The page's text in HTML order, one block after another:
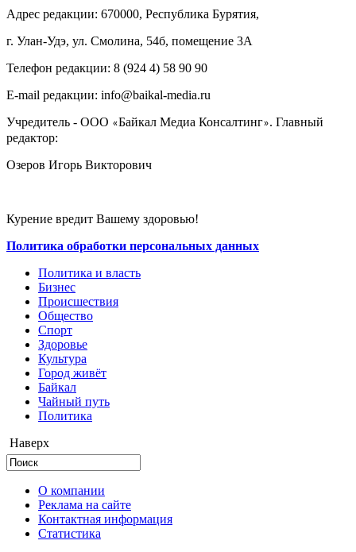
Адрес редакции: 670000, Республика Бурятия,
г. Улан-Удэ, ул. Смолина, 54б, помещение 3А
Телефон редакции: ‎‎8 (924 4) 58 90 90
E-mail редакции: info@baikal-media.ru
Учредитель - ООО «Байкал Медиа Консалтинг». Главный
редактор:
Озеров Игорь Викторович
Курение вредит Вашему здоровью!
Политика обработки персональных данных
Политика и власть
Бизнес
Происшествия
Общество
Cпорт
Здоровье
Культура
Город живёт
Байкал
Чайный путь
Политика
Наверх
О компании
Реклама на сайте
Контактная информация
Статистика